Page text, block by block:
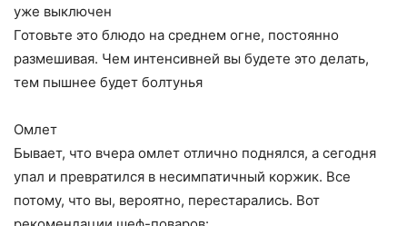
уже выключен
Готовьте это блюдо на среднем огне, постоянно
размешивая. Чем интенсивней вы будете это делать,
тем пышнее будет болтунья
Омлет
Бывает, что вчера омлет отлично поднялся, а сегодня
упал и превратился в несимпатичный коржик. Все
потому, что вы, вероятно, перестарались. Вот